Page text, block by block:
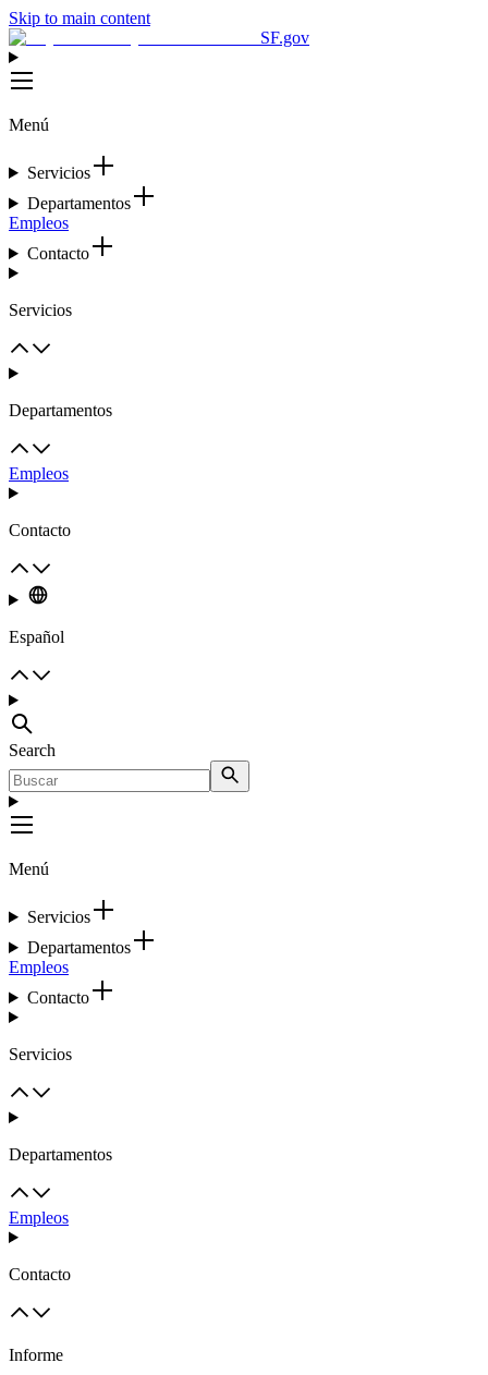
Skip to main content
SF.gov
Menú
Servicios
Departamentos
Empleos
Contacto
Servicios
Departamentos
Empleos
Contacto
Español
Search
Menú
Servicios
Departamentos
Empleos
Contacto
Servicios
Departamentos
Empleos
Contacto
Informe